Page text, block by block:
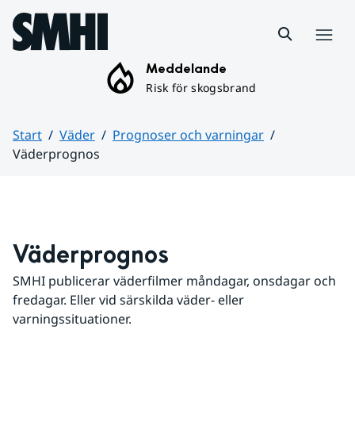
Hoppa till sidans innehåll
Meddelande
Risk för skogsbrand
Start Väder
Prognoser och varningar
Väderprognos
Väderprognos
SMHI publicerar väderfilmer måndagar, onsdagar och
fredagar. Eller vid särskilda väder- eller
varningssituationer.